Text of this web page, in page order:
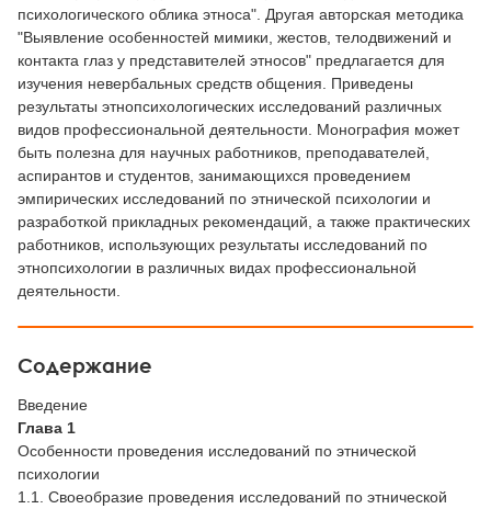
психологического облика этноса". Другая авторская методика
"Выявление особенностей мимики, жестов, телодвижений и
контакта глаз у представителей этносов" предлагается для
изучения невербальных средств общения. Приведены
результаты этнопсихологических исследований различных
видов профессиональной деятельности. Монография может
быть полезна для научных работников, преподавателей,
аспирантов и студентов, занимающихся проведением
эмпирических исследований по этнической психологии и
разработкой прикладных рекомендаций, а также практических
работников, использующих результаты исследований по
этнопсихологии в различных видах профессиональной
деятельности.
Содержание
Введение
Глава 1
Особенности проведения исследований по этнической
психологии
1.1. Своеобразие проведения исследований по этнической